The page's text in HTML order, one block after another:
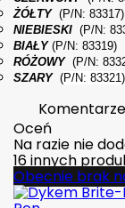
ŻÓŁTY (P/N: 83317)
NIEBIESKI (P/N:
BIAŁY (P/N: 83319)
RÓŻOWY (P/N:
SZARY(P/N: 83321)
Oceń
Na razie nie
16 innych
Obecnie brak